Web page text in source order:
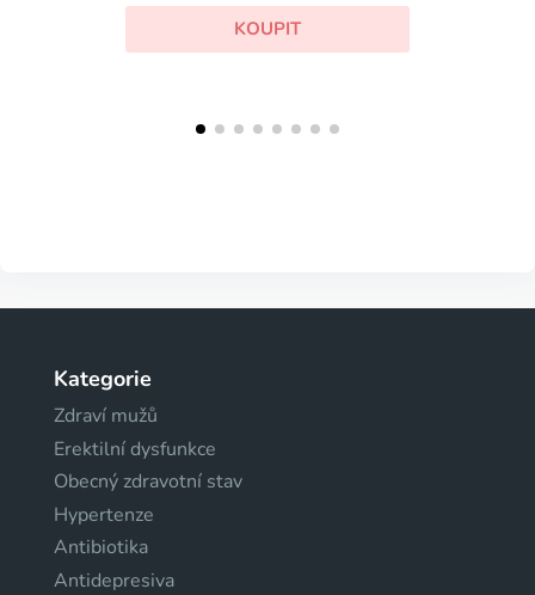
KOUPIT
Kategorie
Zdraví mužů
Erektilní dysfunkce
Obecný zdravotní stav
Hypertenze
Antibiotika
Antidepresiva